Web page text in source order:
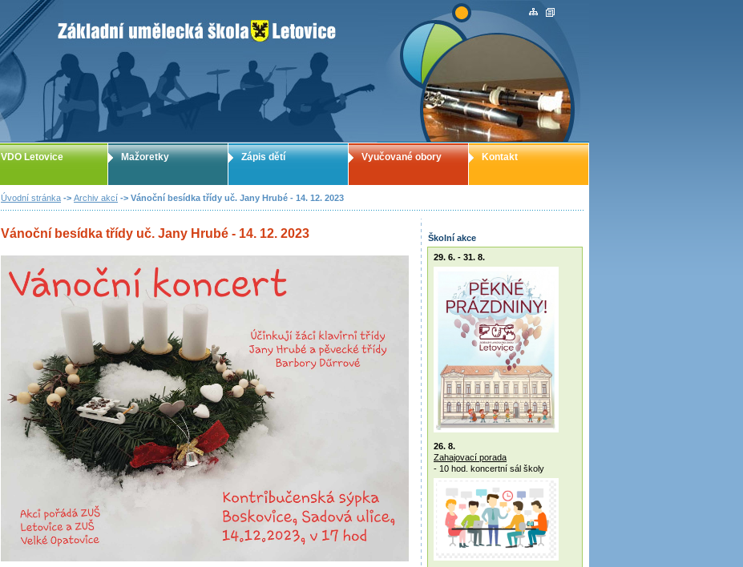
ZUŠ Letovice - Základní umělecká škola
Úvodní stránka -> Archiv akcí -> Vánoční besídka třídy uč. Jany Hrubé - 14. 12. 2023
Vánoční besídka třídy uč. Jany Hrubé - 14. 12. 2023
Školní akce
29. 6. - 31. 8.
26. 8.
Zahajovací porada
- 10 hod. koncertní sál školy
VDO Letovice Mažoretky Zápis dětí Vyučované obory Kontakt